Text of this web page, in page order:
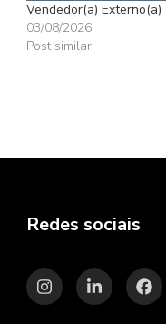
Vendedor(a) Externo(a)
03/08/2026
Post similar
Redes sociais